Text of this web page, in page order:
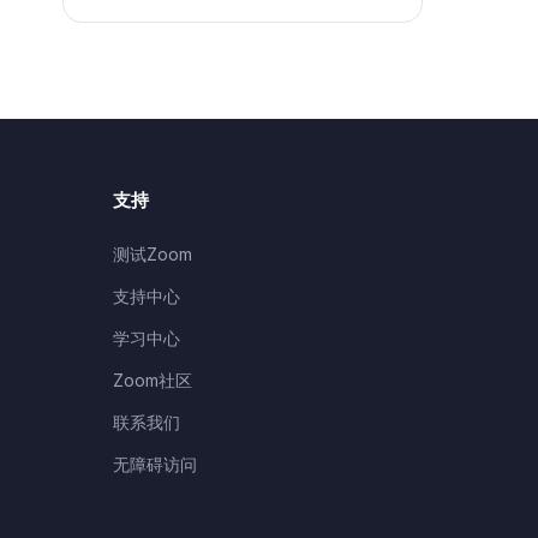
支持
测试Zoom
支持中心
学习中心
Zoom社区
联系我们
无障碍访问